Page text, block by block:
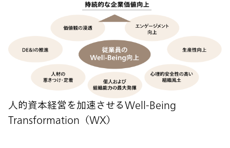
人的資本経営を加速させるWell-Being
Transformation（WX）